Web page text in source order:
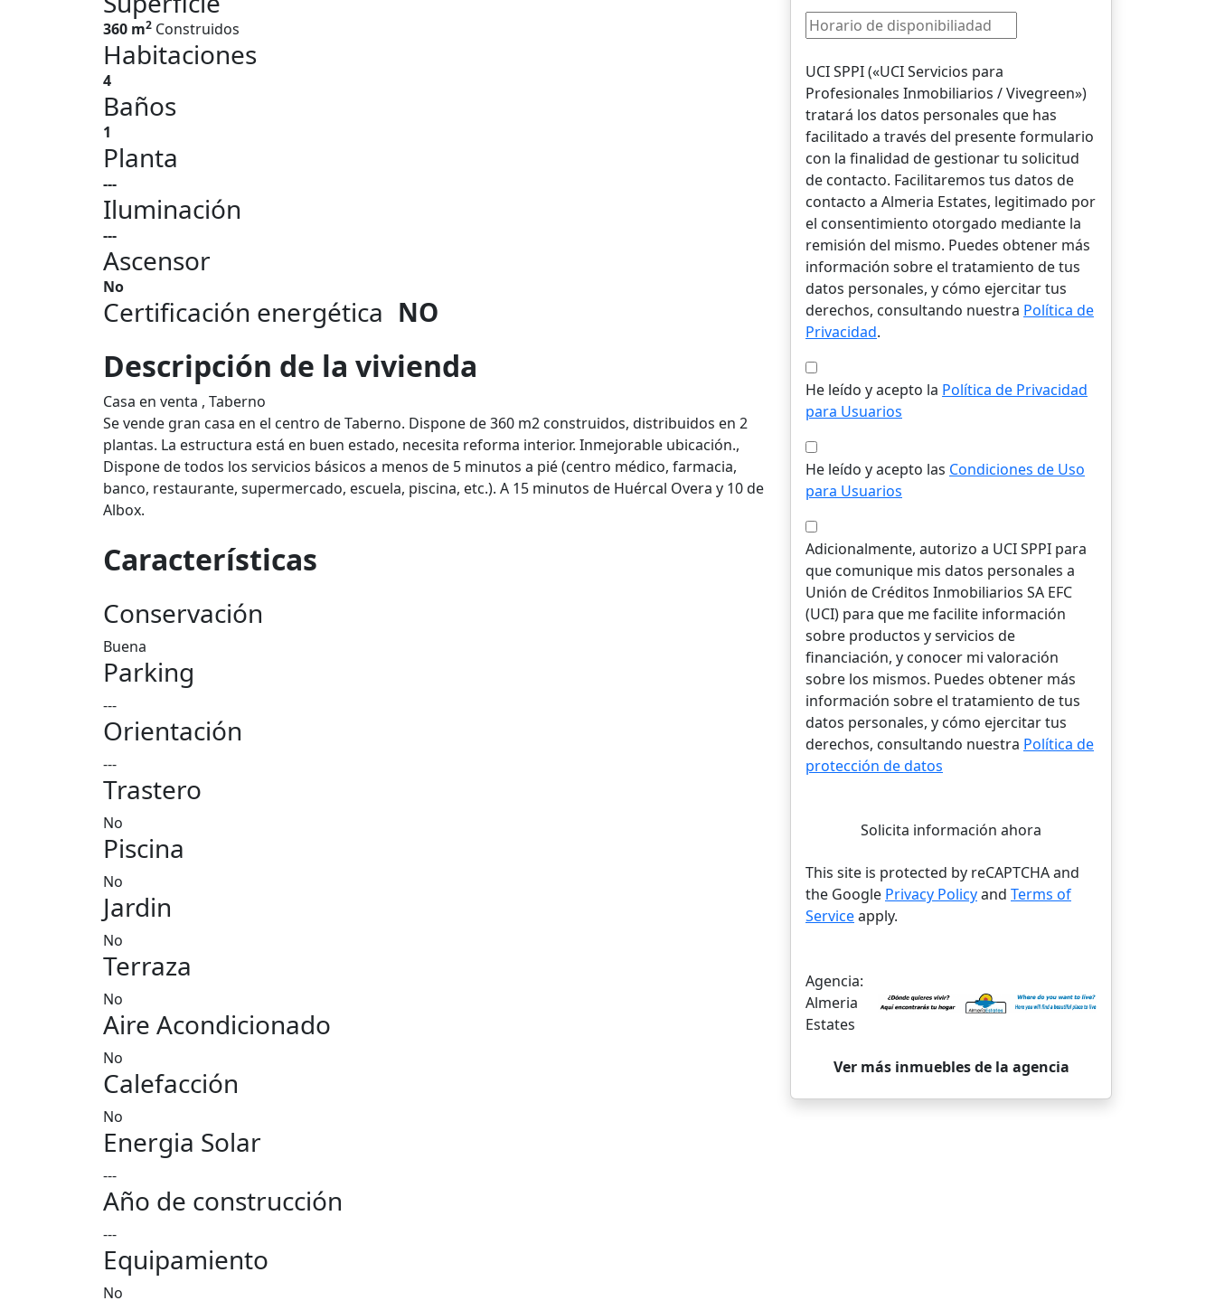
360 m2 Construidos
Habitaciones
4
Baños
1
Planta
---
Iluminación
---
Ascensor
No
Certificación energética NO
Descripción de la vivienda
Casa en venta , Taberno
Se vende gran casa en el centro de Taberno. Dispone de 360 m2 construidos, distribuidos en 2
plantas. La estructura está en buen estado, necesita reforma interior. Inmejorable ubicación.,
Dispone de todos los servicios básicos a menos de 5 minutos a pié (centro médico, farmacia,
banco, restaurante, supermercado, escuela, piscina, etc.). A 15 minutos de Huércal Overa y 10 de
Albox.
Características
Conservación
Buena
Parking
---
Orientación
---
Trastero
No
Piscina
No
Jardin
No
Terraza
No
Aire Acondicionado
No
Calefacción
No
Energia Solar
---
Año de construcción
---
Equipamiento
No
UCI SPPI («UCI Servicios para
Profesionales Inmobiliarios / Vivegreen»)
tratará los datos personales que has
facilitado a través del presente formulario
con la finalidad de gestionar tu solicitud
de contacto. Facilitaremos tus datos de
contacto a Almeria Estates, legitimado por
el consentimiento otorgado mediante la
remisión del mismo. Puedes obtener más
información sobre el tratamiento de tus
datos personales, y cómo ejercitar tus
derechos, consultando nuestra Política de
Privacidad.
He leído y acepto la Política de Privacidad
para Usuarios
He leído y acepto las Condiciones de Uso
para Usuarios
Adicionalmente, autorizo a UCI SPPI para
que comunique mis datos personales a
Unión de Créditos Inmobiliarios SA EFC
(UCI) para que me facilite información
sobre productos y servicios de
financiación, y conocer mi valoración
sobre los mismos. Puedes obtener más
información sobre el tratamiento de tus
datos personales, y cómo ejercitar tus
derechos, consultando nuestra Política de
protección de datos
Solicita información ahora
This site is protected by reCAPTCHA and
the Google Privacy Policyand Terms of
Serviceapply.
Agencia:
Almeria
Estates
Ver más inmuebles de la agencia